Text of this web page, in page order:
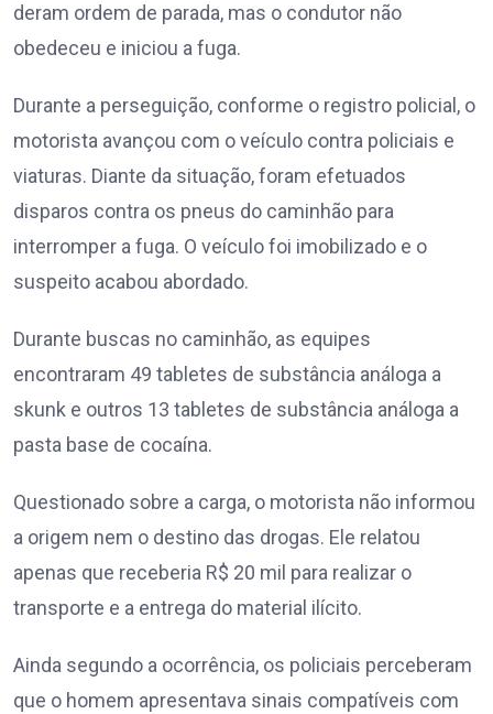
deram ordem de parada, mas o condutor não
obedeceu e iniciou a fuga.
Durante a perseguição, conforme o registro policial, o
motorista avançou com o veículo contra policiais e
viaturas. Diante da situação, foram efetuados
disparos contra os pneus do caminhão para
interromper a fuga. O veículo foi imobilizado e o
suspeito acabou abordado.
Durante buscas no caminhão, as equipes
encontraram 49 tabletes de substância análoga a
skunk e outros 13 tabletes de substância análoga a
pasta base de cocaína.
Questionado sobre a carga, o motorista não informou
a origem nem o destino das drogas. Ele relatou
apenas que receberia R$ 20 mil para realizar o
transporte e a entrega do material ilícito.
Ainda segundo a ocorrência, os policiais perceberam
que o homem apresentava sinais compatíveis com